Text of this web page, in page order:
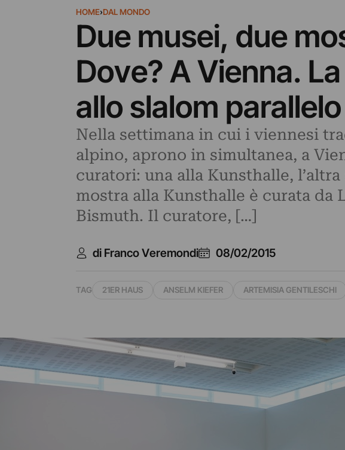
HOME›DAL MONDO
Due musei, due
Dove? A Vienna.
allo slalom
Nella settimana in cui i viennesi
alpino, aprono in simultanea, a
curatori: una alla Kunsthalle,
mostra alla Kunsthalle è curata da
Bismuth. Il curatore, […]
di Franco Veremondi 08/02/2015
TAG 21ER HAUS ANSELM KIEFER ARTEMISIA GENTILESCHI